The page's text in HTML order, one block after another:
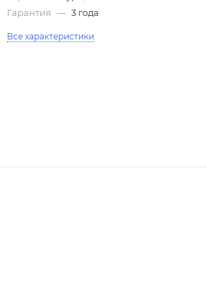
Гарантия — 3 года
Все характеристики